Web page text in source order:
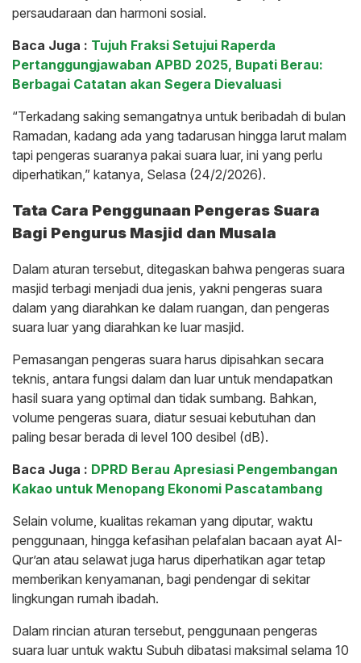
persaudaraan dan harmoni sosial.
Baca Juga : Tujuh Fraksi Setujui Raperda
Pertanggungjawaban APBD 2025, Bupati Berau:
Berbagai Catatan akan Segera Dievaluasi
“Terkadang saking semangatnya untuk beribadah di bulan
Ramadan, kadang ada yang tadarusan hingga larut malam
tapi pengeras suaranya pakai suara luar, ini yang perlu
diperhatikan,” katanya, Selasa (24/2/2026).
Tata Cara Penggunaan Pengeras Suara
Bagi Pengurus Masjid dan Musala
Dalam aturan tersebut, ditegaskan bahwa pengeras suara
masjid terbagi menjadi dua jenis, yakni pengeras suara
dalam yang diarahkan ke dalam ruangan, dan pengeras
suara luar yang diarahkan ke luar masjid.
Pemasangan pengeras suara harus dipisahkan secara
teknis, antara fungsi dalam dan luar untuk mendapatkan
hasil suara yang optimal dan tidak sumbang. Bahkan,
volume pengeras suara, diatur sesuai kebutuhan dan
paling besar berada di level 100 desibel (dB).
Baca Juga : DPRD Berau Apresiasi Pengembangan
Kakao untuk Menopang Ekonomi Pascatambang
Selain volume, kualitas rekaman yang diputar, waktu
penggunaan, hingga kefasihan pelafalan bacaan ayat Al-
Qur’an atau selawat juga harus diperhatikan agar tetap
memberikan kenyamanan, bagi pendengar di sekitar
lingkungan rumah ibadah.
Dalam rincian aturan tersebut, penggunaan pengeras
suara luar untuk waktu Subuh dibatasi maksimal selama 10